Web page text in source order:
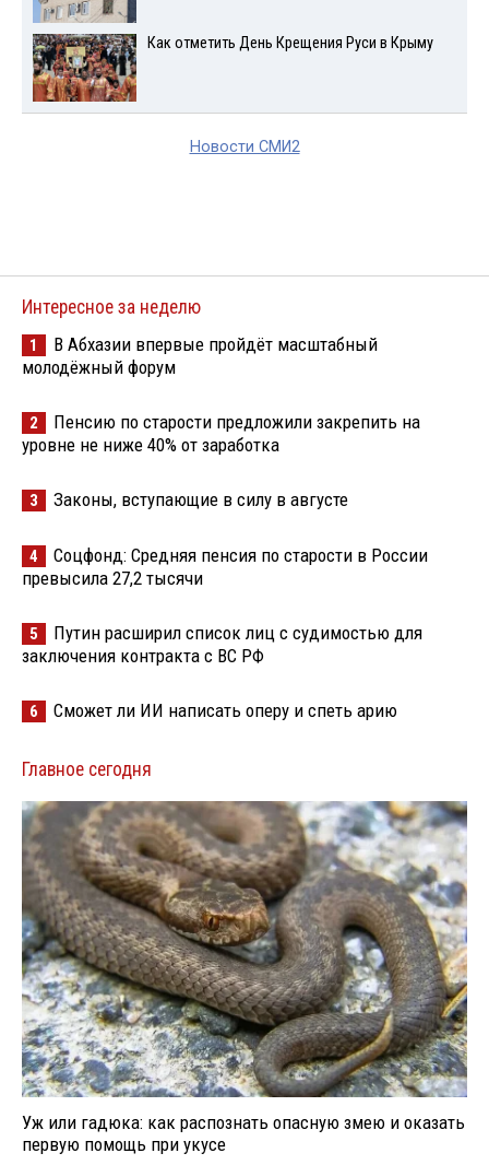
Как отметить День Крещения Руси в Крыму
Новости СМИ2
Интересное за неделю
1
В Абхазии впервые пройдёт масштабный
молодёжный форум
2
Пенсию по старости предложили закрепить на
уровне не ниже 40% от заработка
3 Законы, вступающие в силу в августе
4
Соцфонд: Средняя пенсия по старости в России
превысила 27,2 тысячи
5
Путин расширил список лиц с судимостью для
заключения контракта с ВС РФ
6 Сможет ли ИИ написать оперу и спеть арию
Главное сегодня
Уж или гадюка: как распознать опасную змею и оказать
первую помощь при укусе